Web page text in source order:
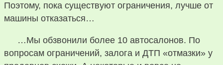
Поэтому, пока существуют ограничения, лучше от
машины отказаться…
…Мы обзвонили более 10 автосалонов. По
вопросам ограничений, залога и ДТП «отмазки» у